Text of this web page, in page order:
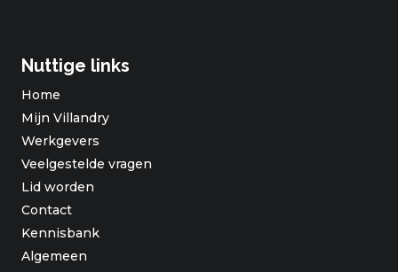
Nuttige links
Home
Mijn Villandry
Werkgevers
Veelgestelde vragen
Lid worden
Contact
Kennisbank
Algemeen